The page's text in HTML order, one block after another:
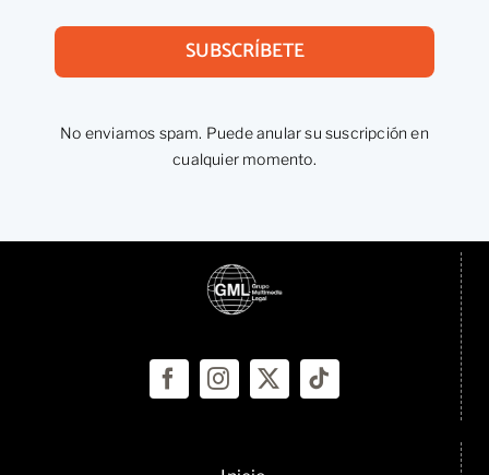
SUBSCRÍBETE
No enviamos spam. Puede anular su suscripción en
cualquier momento.